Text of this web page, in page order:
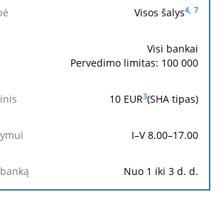
Visos šalys4, 7
Visi bankai
Pervedimo limitas: 100 000
10 EUR3(SHA tipas)
I–V 8.00–17.00
Nuo 1 iki 3 d. d.